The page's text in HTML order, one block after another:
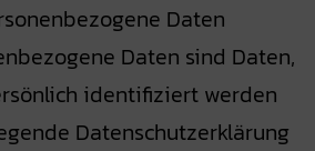
Daten
Daten sind Daten,
identifiziert werden
Datenschutzerklärung